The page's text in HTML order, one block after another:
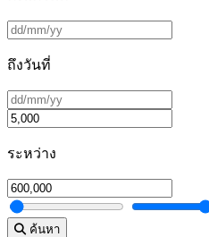
ถึงวันที่
ระหว่าง
ค้นหา